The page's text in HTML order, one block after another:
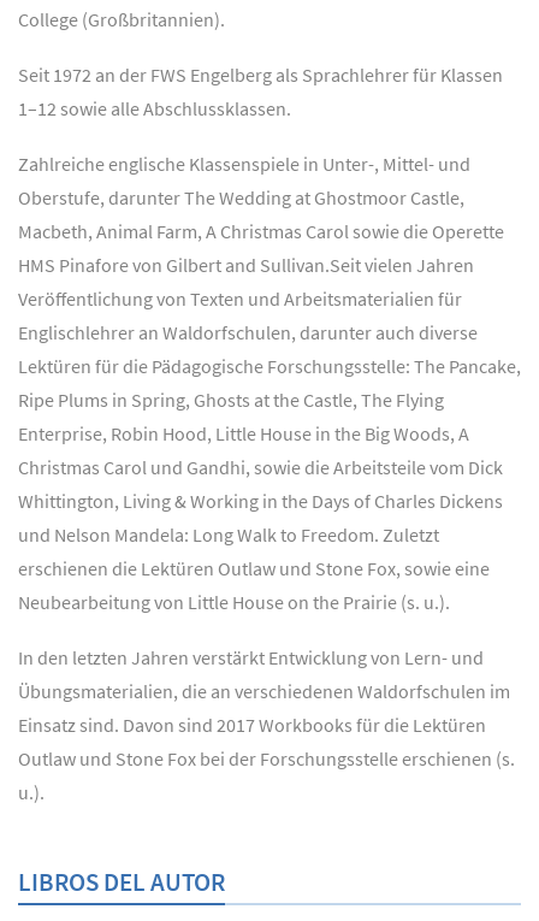
College (Großbritannien).
Seit 1972 an der FWS Engelberg als Sprachlehrer für Klassen
1–12 sowie alle Abschlussklassen.
Zahlreiche englische Klassenspiele in Unter-, Mittel- und
Oberstufe, darunter The Wedding at Ghostmoor Castle,
Macbeth, Animal Farm, A Christmas Carol sowie die Operette
HMS Pinafore von Gilbert and Sullivan.Seit vielen Jahren
Veröffentlichung von Texten und Arbeitsmaterialien für
Englischlehrer an Waldorfschulen, darunter auch diverse
Lektüren für die Pädagogische Forschungsstelle: The Pancake,
Ripe Plums in Spring, Ghosts at the Castle, The Flying
Enterprise, Robin Hood, Little House in the Big Woods, A
Christmas Carol und Gandhi, sowie die Arbeitsteile vom Dick
Whittington, Living & Working in the Days of Charles Dickens
und Nelson Mandela: Long Walk to Freedom. Zuletzt
erschienen die Lektüren Outlaw und Stone Fox, sowie eine
Neubearbeitung von Little House on the Prairie (s. u.).
In den letzten Jahren verstärkt Entwicklung von Lern- und
Übungsmaterialien, die an verschiedenen Waldorfschulen im
Einsatz sind. Davon sind 2017 Workbooks für die Lektüren
Outlaw und Stone Fox bei der Forschungsstelle erschienen (s.
u.).
LIBROS DEL AUTOR